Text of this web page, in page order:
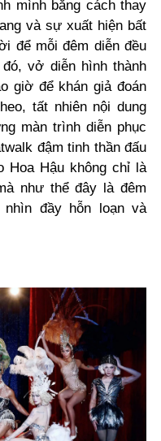
mình bằng cách thay
và sự xuất hiện bất
để mỗi đêm diễn đều
vở diễn hình thành
giờ để khán giả đoán
tất nhiên nội dung
màn trình diễn phục
đậm tinh thần đấu
Hoa Hậu không chỉ là
như thể đây là đêm
đầy hỗn loạn và